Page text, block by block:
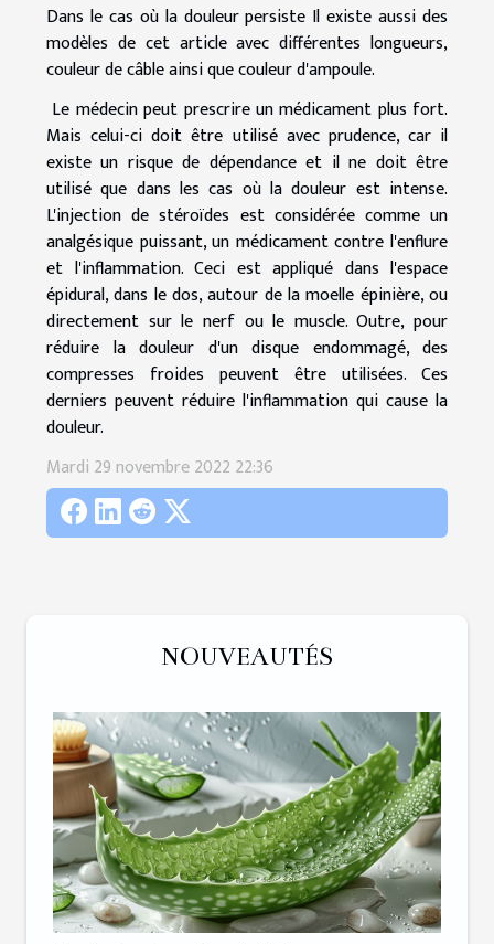
Dans le cas où la douleur persiste Il existe aussi des
modèles de cet article avec différentes longueurs,
couleur de câble ainsi que couleur d'ampoule.
Le médecin peut prescrire un médicament plus fort.
Mais celui-ci doit être utilisé avec prudence, car il
existe un risque de dépendance et il ne doit être
utilisé que dans les cas où la douleur est intense.
L'injection de stéroïdes est considérée comme un
analgésique puissant, un médicament contre l'enflure
et l'inflammation. Ceci est appliqué dans l'espace
épidural, dans le dos, autour de la moelle épinière, ou
directement sur le nerf ou le muscle. Outre, pour
réduire la douleur d'un disque endommagé, des
compresses froides peuvent être utilisées. Ces
derniers peuvent réduire l'inflammation qui cause la
douleur.
Mardi 29 novembre 2022 22:36
NOUVEAUTÉS